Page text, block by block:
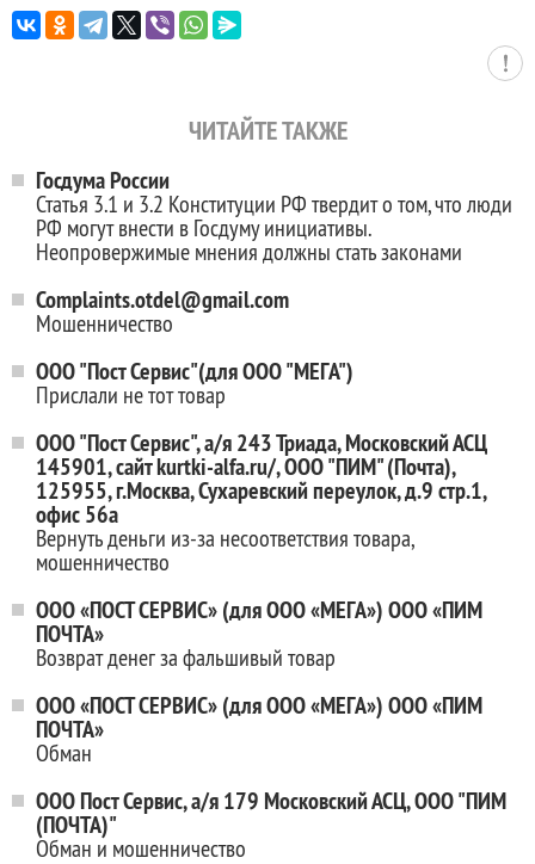
ЧИТАЙТЕ ТАКЖЕ
Госдума России
Статья 3.1 и 3.2 Конституции РФ твердит о том, что люди
РФ могут внести в Госдуму инициативы.
Неопровержимые мнения должны стать законами
Complaints.otdel@gmail.com
Мошенничество
ООО "Пост Сервис"(для ООО "МЕГА")
Прислали не тот товар
ООО "Пост Сервис", а/я 243 Триада, Московский АСЦ
145901, сайт kurtki-alfa.ru/, ООО "ПИМ" (Почта),
125955, г.Москва, Сухаревский переулок, д.9 стр.1,
офис 56а
Вернуть деньги из-за несоответствия товара,
мошенничество
ООО «ПОСТ СЕРВИС» (для ООО «МЕГА») ООО «ПИМ
ПОЧТА»
Возврат денег за фальшивый товар
ООО «ПОСТ СЕРВИС» (для ООО «МЕГА») ООО «ПИМ
ПОЧТА»
Обман
ООО Пост Сервис, а/я 179 Московский АСЦ, ООО "ПИМ
(ПОЧТА)"
Обман и мошенничество